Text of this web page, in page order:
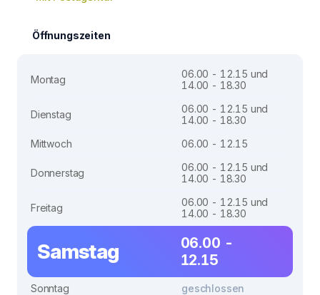
Öffnungszeiten
Montag
06.00 - 12.15 und
14.00 - 18.30
Dienstag
06.00 - 12.15 und
14.00 - 18.30
Mittwoch
06.00 - 12.15
Donnerstag
06.00 - 12.15 und
14.00 - 18.30
Freitag
06.00 - 12.15 und
14.00 - 18.30
Samstag
06.00 -
12.15
Sonntag geschlossen